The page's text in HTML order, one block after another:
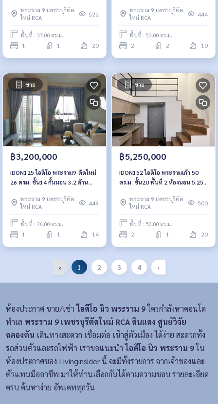
พระราม 9 เพชรบุรีตัด
ใหม่ RCA
522
พื้นที่ : 37.00 ตร.ม.
1 1 20
พระราม 9 เพชรบุรีตัด
ใหม่ RCA
444
พื้นที่ : 53.00 ตร.ม.
2 2 10
ขาย
฿3,200,000
IDON125 ไอดีโอ พระราม9-ตัดใหม่
26 ตรม. ชั้น14 กั้นนอน 3.2 ล้าน
พระราม 9 เพชรบุรีตัด
ใหม่ RCA
449
พื้นที่ : 26.00 ตร.ม.
1 1 14
ขาย
฿5,250,000
IDON152 ไอดีโอ พระรามเก้า 50
ตร.ม. ชั้น20 พื้นที่ 2 ห้องนอน 5.25
พระราม 9 เพชรบุรีตัด
ใหม่ RCA
500
พื้นที่ : 50.00 ตร.ม.
2 1 20
‹ 1 2 3 4 ›
ห้องประกาศ ขาย/เช่าไอดีโอ นิว พระราม 9ใครกำลังหาคอนโด
ทำเล พระราม 9 เพชรบุรีตัดใหม่ RCA ดินแดง ศูนย์วิจัย
คลองตัน เดินทางสะดวก เชื่อมต่อ เข้าสู่ตัวเมือง ได้ง่าย สะดวกทั้ง
รถส่วนตัวและรถไฟฟ้า เราขอแนะนำไอดีโอ นิว พระราม 9ใน
ห้องประกาศของ Livinginsider นี้ จะมีทั้งรายการ จากเจ้าของและ
ตัวแทนมืออาชีพ มาให้ท่านเลือกกันได้ตามความชอบ รายละเอียด
ครบ ค้นหาง่าย อัพเดททุกวัน